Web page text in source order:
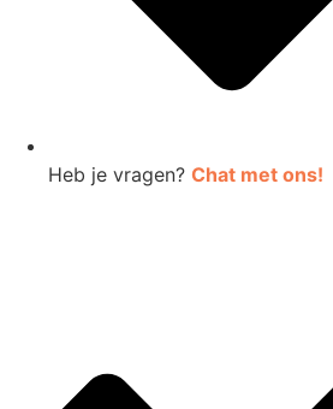
Heb je vragen? Chat met ons!